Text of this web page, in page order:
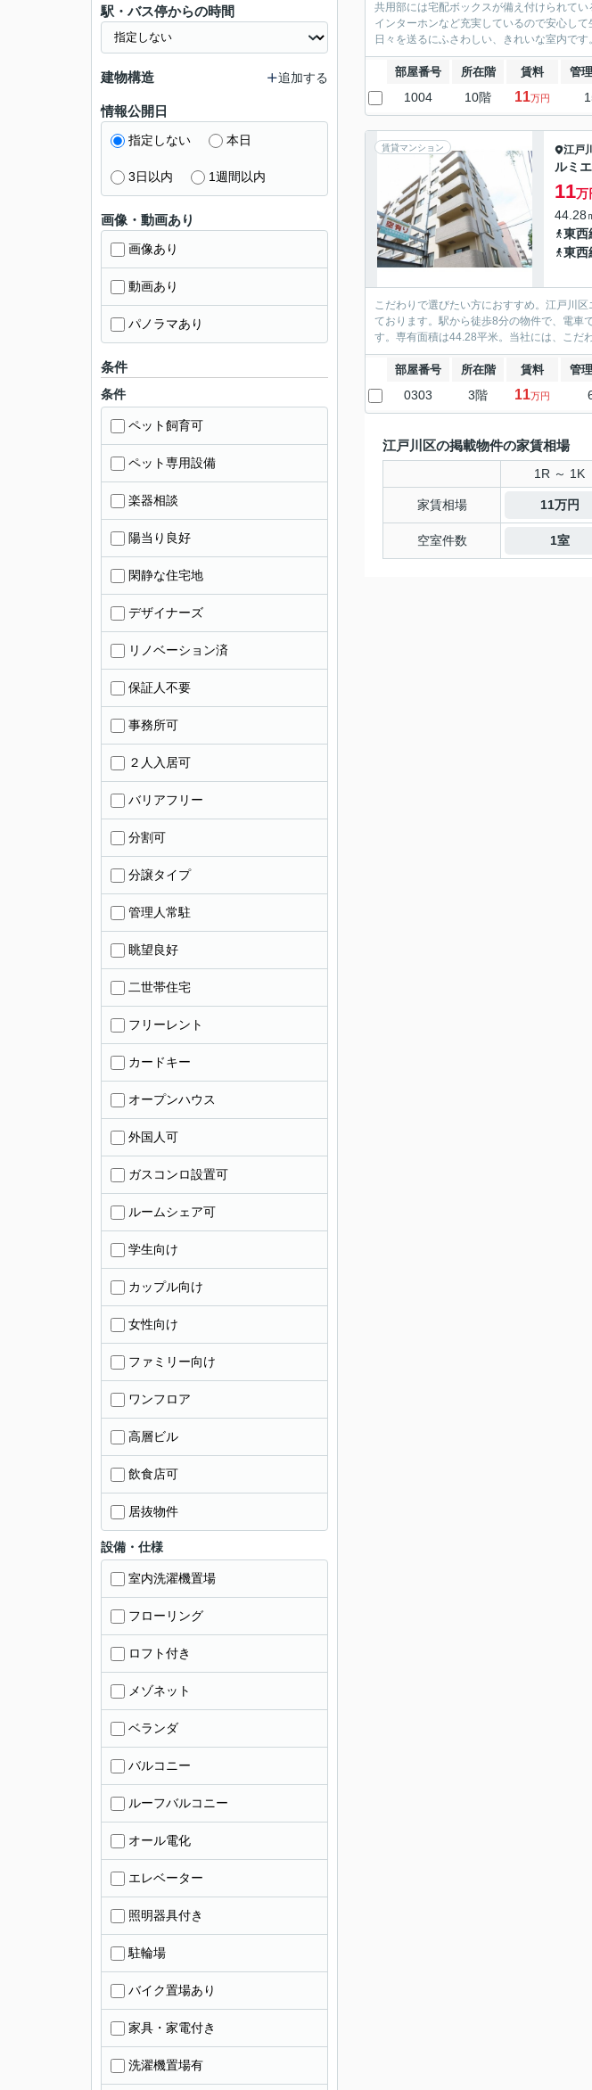
共用部には宅配ボックスが備え付けられて
インターホンなど充実しているので安心し
日々を送るにふさわしい、きれいな室内で
部屋番号 所在階 賃料 管
1004 10階 11万円
賃貸マンション 江戸
ルミ
11万
44.28
東西
東西
こだわりで選びたい方におすすめ。江戸川
ております。駅から徒歩8分の物件で、電車
す。専有面積は44.28平米。当社には、こだ
部屋番号 所在階 賃料 管
0303 3階 11万円
江戸川区の掲載物件の家賃相場
1R ～ 1K
家賃相場 11万円
空室件数 1室
駅・バス停からの時間
建物構造 追加する
情報公開日
指定しない 本日
3日以内 1週間以内
画像・動画あり
画像あり
動画あり
パノラマあり
条件
条件
ペット飼育可
ペット専用設備
楽器相談
陽当り良好
閑静な住宅地
デザイナーズ
リノベーション済
保証人不要
事務所可
２人入居可
バリアフリー
分割可
分譲タイプ
管理人常駐
眺望良好
二世帯住宅
フリーレント
カードキー
オープンハウス
外国人可
ガスコンロ設置可
ルームシェア可
学生向け
カップル向け
女性向け
ファミリー向け
ワンフロア
高層ビル
飲食店可
居抜物件
設備・仕様
室内洗濯機置場
フローリング
ロフト付き
メゾネット
ベランダ
バルコニー
ルーフバルコニー
オール電化
エレベーター
照明器具付き
駐輪場
バイク置場あり
家具・家電付き
洗濯機置場有